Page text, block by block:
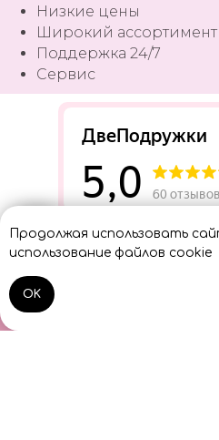
Home
Низкие цены
Широкий ассортимент
Поддержка 24/7
Сервис
Продолжая использовать
использование файлов cookie
OK
Консультант